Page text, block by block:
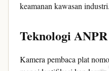
keamanan kawasan industri.
Teknologi ANPR
Kamera pembaca plat